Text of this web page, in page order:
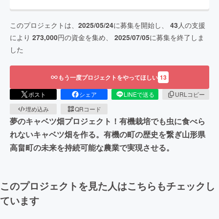
このプロジェクトは、 2025/05/24に募集を開始し、 43 人の支援
により 273,000円の資金を集め、 2025/07/05に募集を終了しま
した
もう一度プロジェクトをやってほしい 13
ポスト シェア LINEで送る
URLコピー
埋め込み
QRコード
夢のキャベツ畑プロジェクト！有機栽培でも虫に食べら
れないキャベツ畑を作る。有機の町の歴史を繋ぎ山形県
高畠町の未来を持続可能な農業で実現させる。
このプロジェクトを見た人はこちらもチェックし
ています